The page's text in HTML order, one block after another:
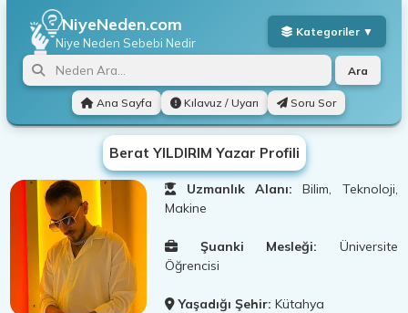
NiyeNeden.com
Niye Neden Sebebi Nedir
Ana Sayfa Kılavuz / Uyarı Soru Sor
Ara
Berat YILDIRIM Yazar Profili
Uzmanlık Alanı: Bilim, Teknoloji,
Makine
Şuanki Mesleği: Üniversite
Öğrencisi
Yaşadığı Şehir: Kütahya